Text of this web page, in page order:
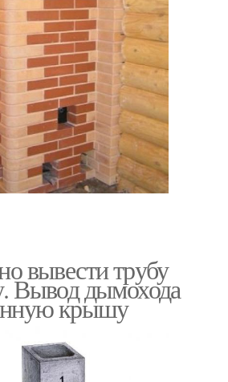
вывести трубу
Вывод дымохода
крышу